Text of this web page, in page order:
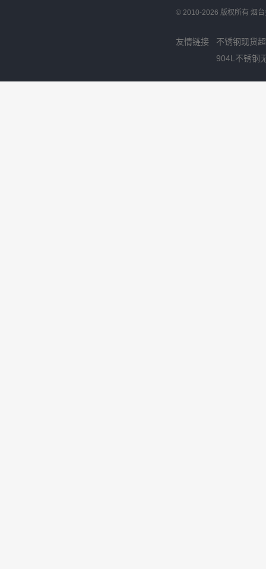
© 2010-2026 版权所有 烟
友情链接
不锈钢现货
904L不锈钢